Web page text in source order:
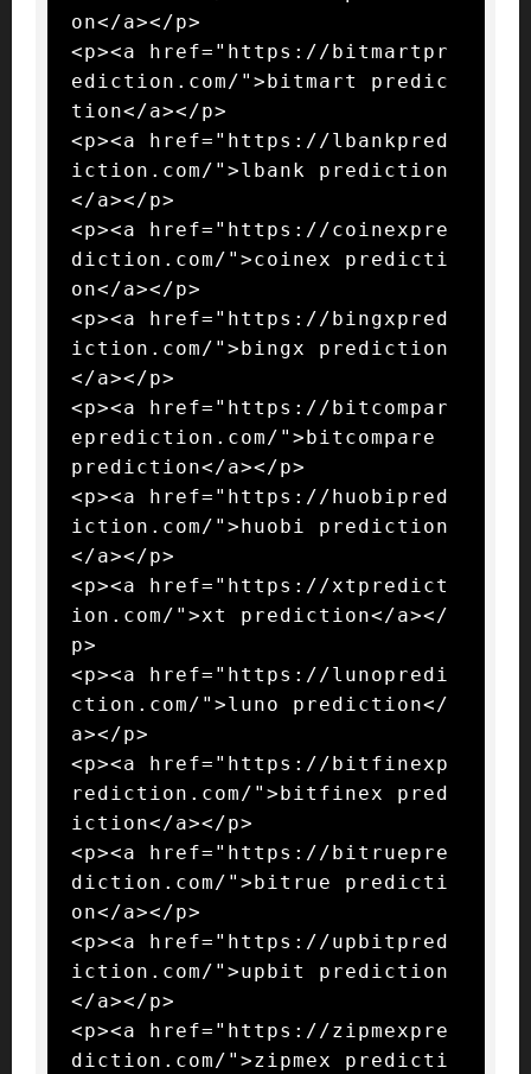
on</a></p>
<p><a href="https://bitmartpr
ediction.com/">bitmart predic
tion</a></p>
<p><a href="https://lbankpred
iction.com/">lbank prediction
</a></p>
<p><a href="https://coinexpre
diction.com/">coinex predicti
on</a></p>
<p><a href="https://bingxpred
iction.com/">bingx prediction
</a></p>
<p><a href="https://bitcompar
eprediction.com/">bitcompare
prediction</a></p>
<p><a href="https://huobipred
iction.com/">huobi prediction
</a></p>
<p><a href="https://xtpredict
ion.com/">xt prediction</a></
p>
<p><a href="https://lunopredi
ction.com/">luno prediction</
a></p>
<p><a href="https://bitfinexp
rediction.com/">bitfinex pred
iction</a></p>
<p><a href="https://bitruepre
diction.com/">bitrue predicti
on</a></p>
<p><a href="https://upbitpred
iction.com/">upbit prediction
</a></p>
<p><a href="https://zipmexpre
diction.com/">zipmex predicti